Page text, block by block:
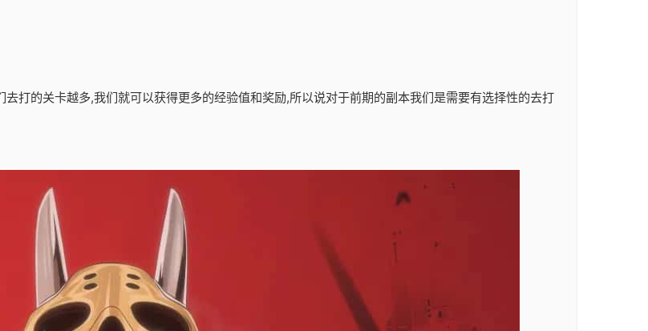
打的关卡越多,我们就可以获得更多的经验值和奖励,所以说对于前期的副本我们是需要有选择性的去打